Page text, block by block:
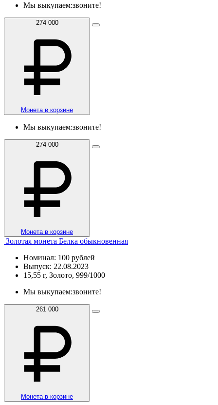
Мы выкупаем:звоните!
274 000
Монета в корзине
Мы выкупаем:звоните!
274 000
Монета в корзине
Золотая монета Белка обыкновенная
Номинал: 100 рублей
Выпуск: 22.08.2023
15,55 г, Золото, 999/1000
Мы выкупаем:звоните!
261 000
Монета в корзине